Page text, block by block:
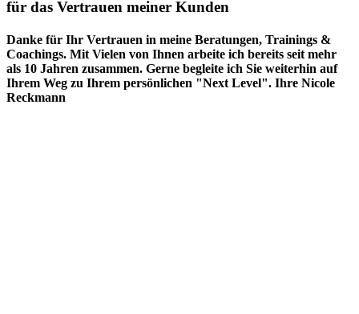
für das Vertrauen meiner Kunden
Danke für Ihr Vertrauen in meine Beratungen, Trainings &
Coachings. Mit Vielen von Ihnen arbeite ich bereits seit mehr
als 10 Jahren zusammen. Gerne begleite ich Sie weiterhin auf
Ihrem Weg zu Ihrem persönlichen "Next Level". Ihre Nicole
Reckmann